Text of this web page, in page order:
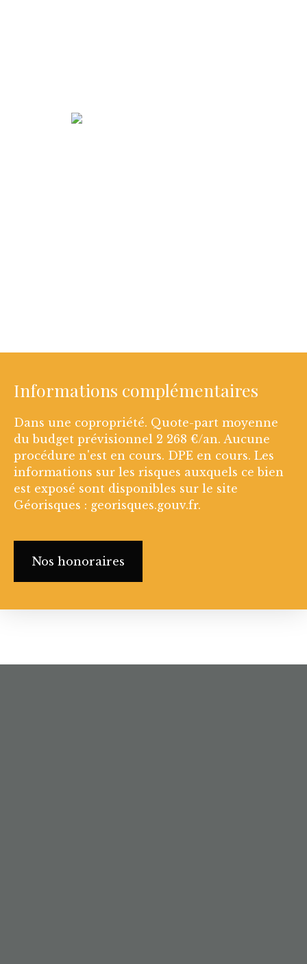
Informations complémentaires
Dans une copropriété. Quote-part moyenne
du budget prévisionnel 2 268 €/an. Aucune
procédure n'est en cours. DPE en cours. Les
informations sur les risques auxquels ce bien
est exposé sont disponibles sur le site
Géorisques : georisques.gouv.fr.
Nos honoraires